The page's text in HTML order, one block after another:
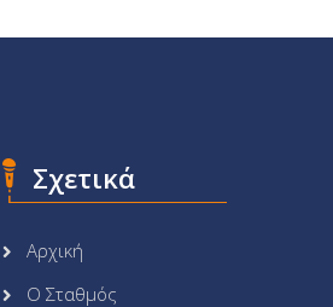
Σχετικά
Αρχική
Ο Σταθμός